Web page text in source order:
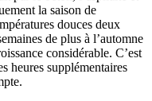
la saison de
douces deux
de plus à l’automne
considérable. C’est
heures supplémentaires